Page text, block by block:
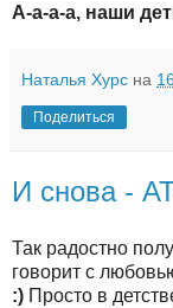
А-а-а-а, наши
Наталья Хурс на
Поделиться
И снова -
Так радостно
говорит с
:) Просто в